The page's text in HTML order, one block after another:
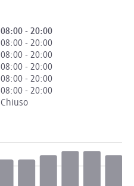
08:00 - 20:00
08:00 - 20:00
08:00 - 20:00
08:00 - 20:00
08:00 - 20:00
08:00 - 20:00
Chiuso